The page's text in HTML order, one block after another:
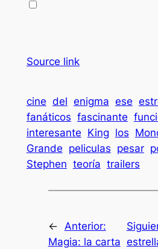
Source link
cine del enigma ese
fanáticos fascinante
interesante King los
Grande peliculas pesar
Stephen teoría trailers
← Anterior:
Magia: la carta